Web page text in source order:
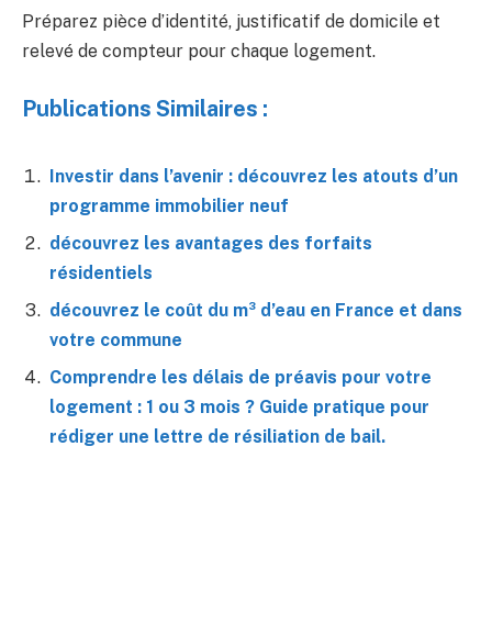
Préparez pièce d’identité, justificatif de domicile et
relevé de compteur pour chaque logement.
Publications Similaires :
Investir dans l’avenir : découvrez les atouts d’un
programme immobilier neuf
découvrez les avantages des forfaits
résidentiels
découvrez le coût du m³ d’eau en France et dans
votre commune
Comprendre les délais de préavis pour votre
logement : 1 ou 3 mois ? Guide pratique pour
rédiger une lettre de résiliation de bail.